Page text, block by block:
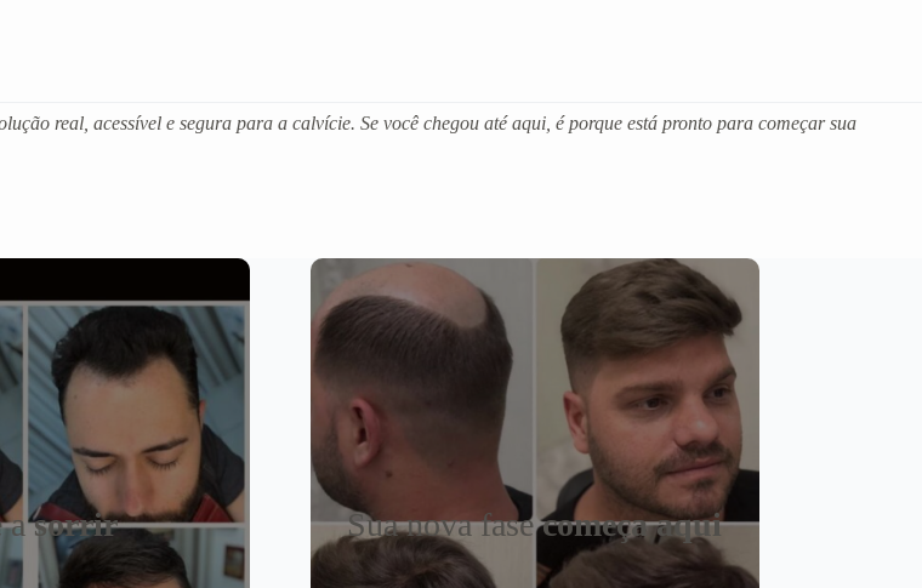
real, acessível e segura para a calvície. Se você chegou até aqui, é porque está pronto para começar sua
asorrir Sua nova fasecomeça aqui